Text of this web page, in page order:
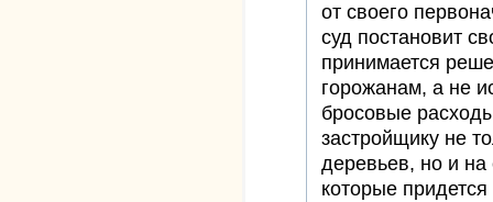
от своего
суд постановит
принимается
горожанам, а не
бросовые
застройщику не
деревьев, но и на
которые